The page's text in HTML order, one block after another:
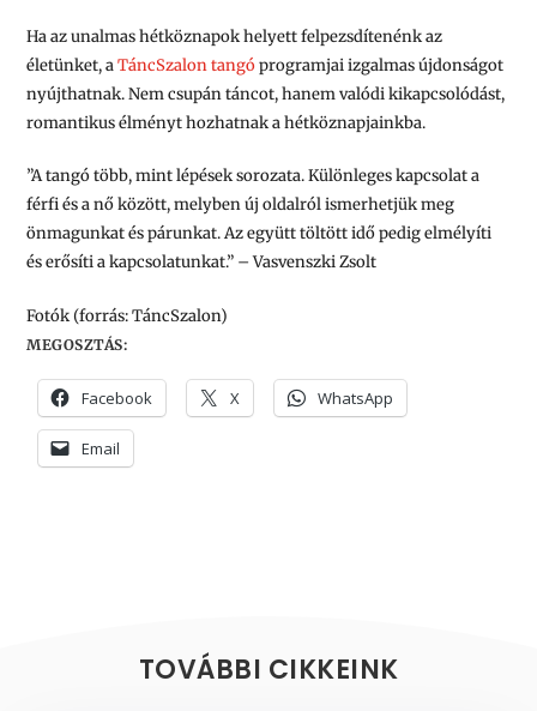
Ha az unalmas hétköznapok helyett felpezsdítenénk az
életünket, aTáncSzalon tangóprogramjai izgalmas újdonságot
nyújthatnak. Nem csupán táncot, hanem valódi kikapcsolódást,
romantikus élményt hozhatnak a hétköznapjainkba.
”A tangó több, mint lépések sorozata. Különleges kapcsolat a
férfi és a nő között, melyben új oldalról ismerhetjük meg
önmagunkat és párunkat. Az együtt töltött idő pedig elmélyíti
és erősíti a kapcsolatunkat.” – Vasvenszki Zsolt
Fotók (forrás: TáncSzalon)
MEGOSZTÁS:
Facebook X WhatsApp
Email
TOVÁBBI CIKKEINK